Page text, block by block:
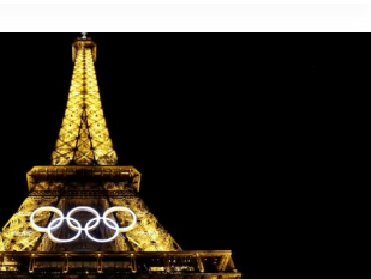
de Olympische Winterspelen op dinsdag
dat Sturla Holm Lägreid, die ...